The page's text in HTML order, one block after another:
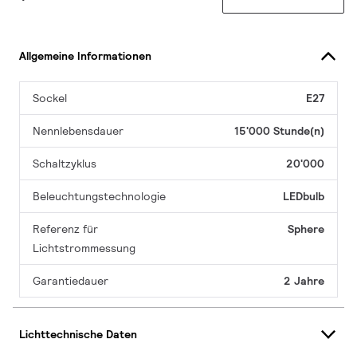
Allgemeine Informationen
Sockel E27
Nennlebensdauer 15'000 Stunde(n)
Schaltzyklus 20'000
Beleuchtungstechnologie LEDbulb
Referenz für
Lichtstrommessung
Sphere
Garantiedauer 2 Jahre
Lichttechnische Daten